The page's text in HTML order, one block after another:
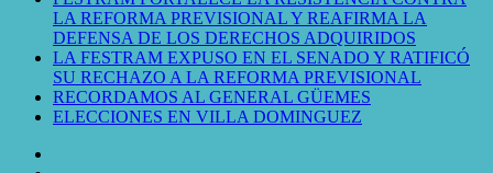
LA REFORMA PREVISIONAL Y REAFIRMA LA
DEFENSA DE LOS DERECHOS ADQUIRIDOS
LA FESTRAM EXPUSO EN EL SENADO Y RATIFICÓ
SU RECHAZO A LA REFORMA PREVISIONAL
RECORDAMOS AL GENERAL GÜEMES
ELECCIONES EN VILLA DOMINGUEZ